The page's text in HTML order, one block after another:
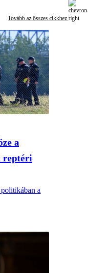
Tovább az összes cikkhez
a
reptéri
a